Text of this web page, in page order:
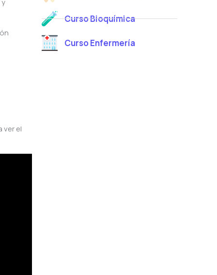
ver el
Curso Bioquímica
Curso Enfermería